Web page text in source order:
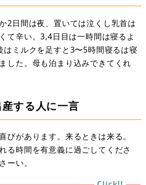
2日間は夜、置いては泣くし乳首は
て辛い。3,4日目は一時間は寝るよ
はミルクを足すと3〜5時間寝るは寝
した。母も泊まり込みできてくれ
する人に一言
びがあります。来るときは来る。
る時間を有意義に過ごしてくださ
ーい。